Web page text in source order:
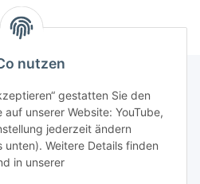
nutzen
gestatten Sie den
unserer Website: YouTube,
jederzeit ändern
Weitere Details finden
in unserer